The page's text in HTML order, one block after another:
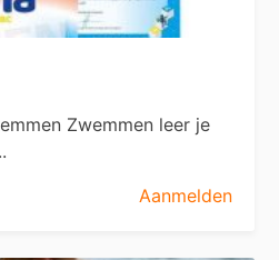
Zwemmen leer je
Aanmelden